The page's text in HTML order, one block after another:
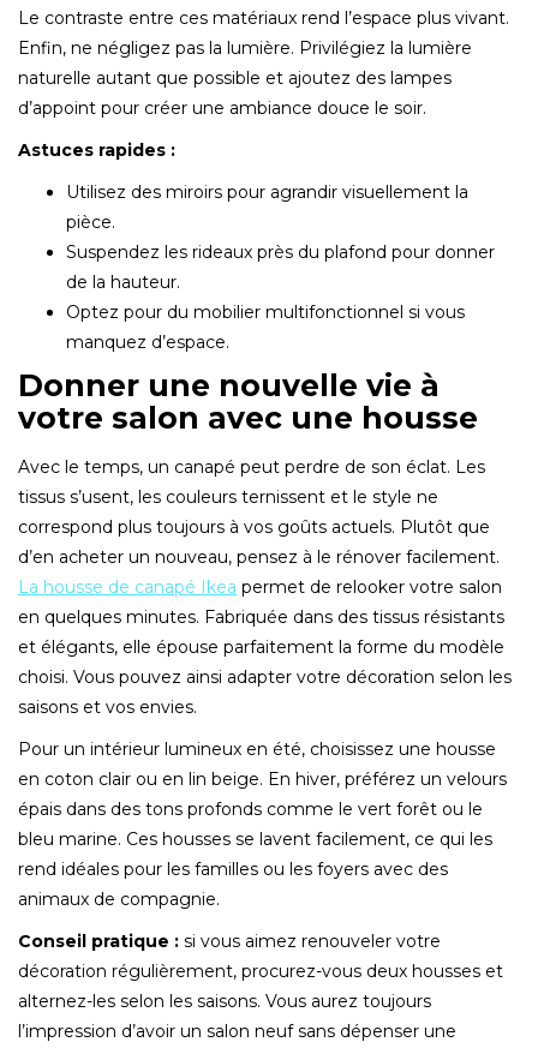
Le contraste entre ces matériaux rend l’espace plus vivant.
Enfin, ne négligez pas la lumière. Privilégiez la lumière
naturelle autant que possible et ajoutez des lampes
d’appoint pour créer une ambiance douce le soir.
Astuces rapides :
Utilisez des miroirs pour agrandir visuellement la
pièce.
Suspendez les rideaux près du plafond pour donner
de la hauteur.
Optez pour du mobilier multifonctionnel si vous
manquez d’espace.
Donner une nouvelle vie à
votre salon avec une housse
Avec le temps, un canapé peut perdre de son éclat. Les
tissus s’usent, les couleurs ternissent et le style ne
correspond plus toujours à vos goûts actuels. Plutôt que
d’en acheter un nouveau, pensez à le rénover facilement.
La housse de canapé Ikea permet de relooker votre salon
en quelques minutes. Fabriquée dans des tissus résistants
et élégants, elle épouse parfaitement la forme du modèle
choisi. Vous pouvez ainsi adapter votre décoration selon les
saisons et vos envies.
Pour un intérieur lumineux en été, choisissez une housse
en coton clair ou en lin beige. En hiver, préférez un velours
épais dans des tons profonds comme le vert forêt ou le
bleu marine. Ces housses se lavent facilement, ce qui les
rend idéales pour les familles ou les foyers avec des
animaux de compagnie.
Conseil pratique : si vous aimez renouveler votre
décoration régulièrement, procurez-vous deux housses et
alternez-les selon les saisons. Vous aurez toujours
l’impression d’avoir un salon neuf sans dépenser une